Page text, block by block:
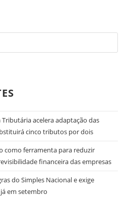
acelera adaptação das
cinco tributos por dois
como ferramenta para reduzir
financeira das empresas
do Simples Nacional e exige
em setembro